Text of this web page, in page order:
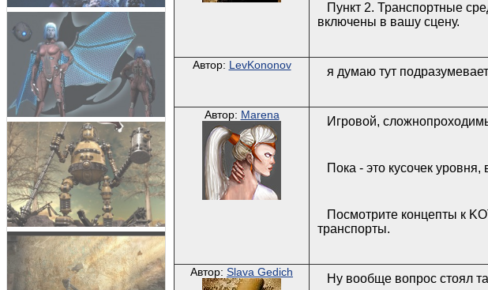
Пункт 2. Транспортные
включены в вашу сцену.
Автор: LevKononov я думаю тут
Автор: Marena Игровой,
Пока - это кусочек
Посмотрите концепты к
транспорты.
Автор: Slava Gedich Ну вообще вопрос стоял